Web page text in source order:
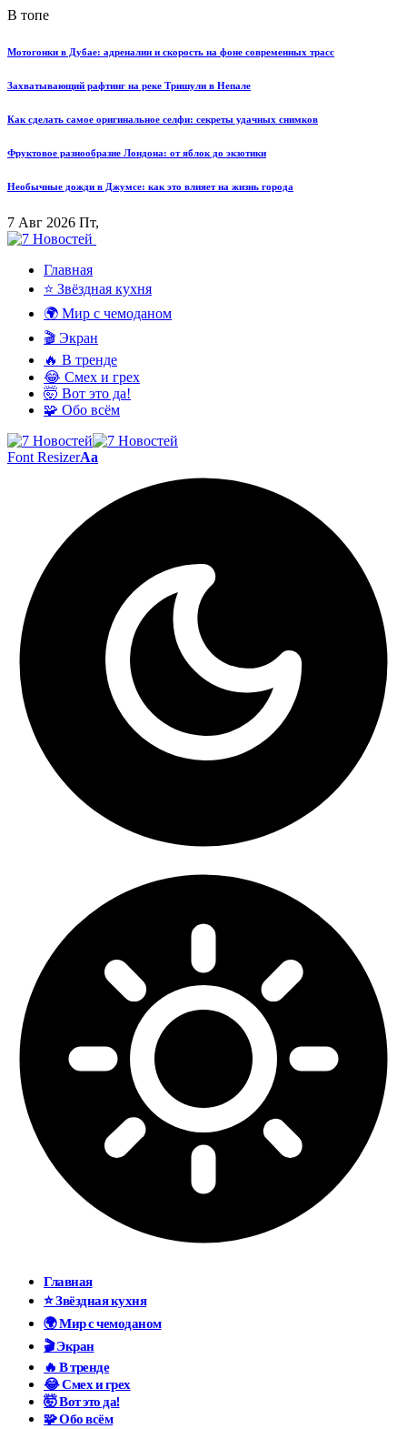
В топе
Мотогонки в Дубае: адреналин и скорость на фоне современных трасс
Захватывающий рафтинг на реке Тришули в Непале
Как сделать самое оригинальное селфи: секреты удачных снимков
Фруктовое разнообразие Лондона: от яблок до экзотики
Необычные дожди в Джумсе: как это влияет на жизнь города
7 Авг 2026 Пт,
Главная
⭐ Звёздная кухня
🌍 Мир с чемоданом
🎬 Экран
🔥 В тренде
😂 Смех и грех
🤯 Вот это да!
🧩 Обо всём
Font ResizerAa
Главная
⭐ Звёздная кухня
🌍 Мир с чемоданом
🎬 Экран
🔥 В тренде
😂 Смех и грех
🤯 Вот это да!
🧩 Обо всём